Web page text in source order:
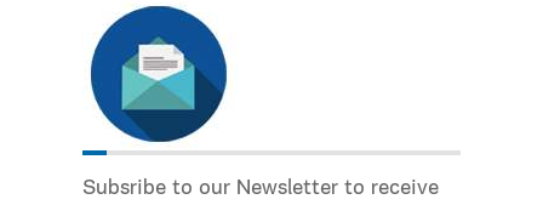
Subsribe to our Newsletter to receive